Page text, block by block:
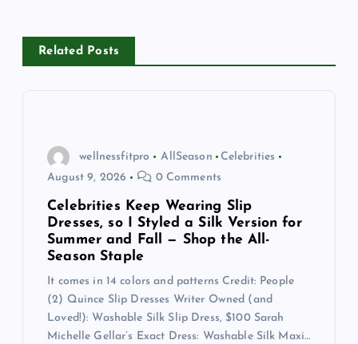
Related Posts
wellnessfitpro AllSeason
Celebrities
August 9, 2026
0 Comments
Celebrities Keep Wearing Slip
Dresses, so I Styled a Silk Version for
Summer and Fall — Shop the All-
Season Staple
It comes in 14 colors and patterns Credit: People
(2) Quince Slip Dresses Writer Owned (and
Loved!): Washable Silk Slip Dress, $100 Sarah
Michelle Gellar’s Exact Dress: Washable Silk Maxi…